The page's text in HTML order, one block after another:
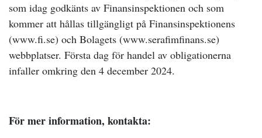
som idag godkänts av Finansinspektionen och som
kommer att hållas tillgängligt på Finansinspektionens
(www.fi.se) och Bolagets (www.serafimfinans.se)
webbplatser. Första dag för handel av obligationerna
infaller omkring den 4 december 2024.
För mer information, kontakta: